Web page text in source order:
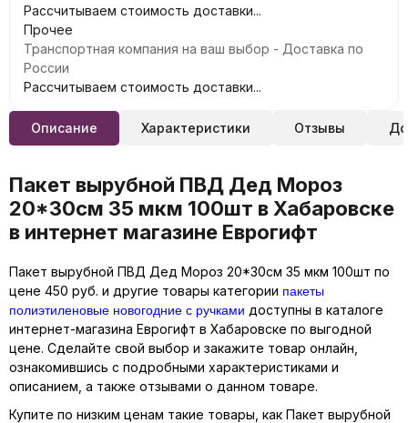
Рассчитываем стоимость доставки...
Прочее
Транспортная компания на ваш выбор - Доставка по
России
Рассчитываем стоимость доставки...
Описание Характеристики Отзывы
Пакет вырубной ПВД Дед Мороз
20*30см 35 мкм 100шт в Хабаровске
в интернет магазине Еврогифт
Пакет вырубной ПВД Дед Мороз 20*30см 35 мкм 100шт по
цене 450 руб. и другие товары категории пакеты
полиэтиленовые новогодние с ручками доступны в каталоге
интернет-магазина Еврогифт в Хабаровске по выгодной
цене. Сделайте свой выбор и закажите товар онлайн,
ознакомившись с подробными характеристиками и
описанием, а также отзывами о данном товаре.
Купите по низким ценам такие товары, как Пакет вырубной